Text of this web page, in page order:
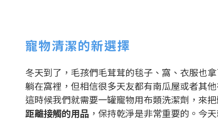
寵物清潔的新選擇
冬天到了，毛孩們毛茸茸的毯子、窩、衣服也
躺在窩裡，但相信很多天友都有南瓜屋或者其
這時候我們就需要一罐寵物用布類洗潔劑，來
距離接觸的用品 ，保持乾淨是非常重要的。今